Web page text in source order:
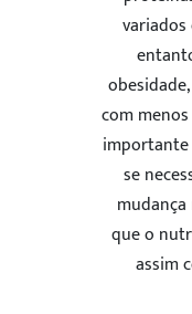
com
se
que o
assim